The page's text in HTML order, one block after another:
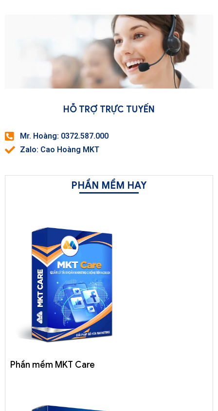
HỖ TRỢ TRỰC TUYẾN
Mr. Hoàng: 0372.587.000
Zalo: Cao Hoàng MKT
PHẦN MỀM HAY
Phần mềm MKT Care